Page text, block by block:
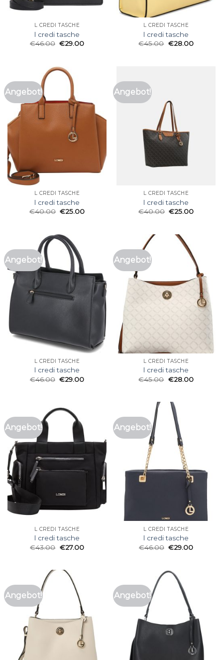
L CREDI TASCHE
l credi tasche
€46.00 €29.00
L CREDI TASCHE
l credi tasche
€45.00 €28.00
Angebot!
L CREDI TASCHE
l credi tasche
€40.00 €25.00
Angebot!
L CREDI TASCHE
l credi tasche
€40.00 €25.00
Angebot!
L CREDI TASCHE
l credi tasche
€46.00 €29.00
Angebot!
L CREDI TASCHE
l credi tasche
€45.00 €28.00
Angebot!
L CREDI TASCHE
l credi tasche
€43.00 €27.00
Angebot!
L CREDI TASCHE
l credi tasche
€46.00 €29.00
Angebot! Angebot!